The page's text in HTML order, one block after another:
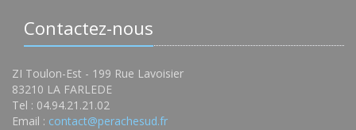
Contactez-nous
ZI Toulon-Est - 199 Rue Lavoisier
83210 LA FARLEDE
Tel : 04.94.21.21.02
Email : contact@perachesud.fr